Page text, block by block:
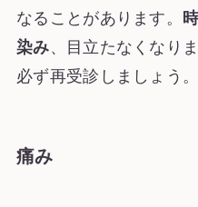
なることがあります。
染み、目立たなくなり
必ず再受診しましょう。
痛み